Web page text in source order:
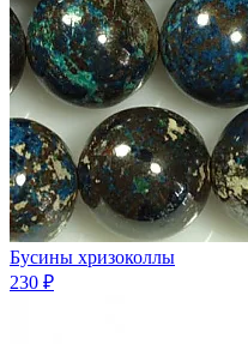
Бусины хризоколлы
230 ₽